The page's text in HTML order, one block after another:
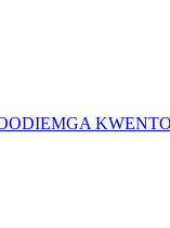
MGA